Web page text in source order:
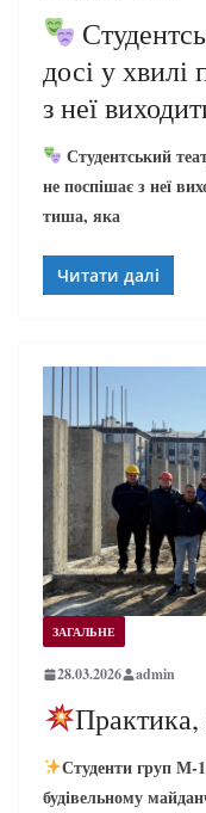
досі у хвилі
з неї
Студентський
не поспішає з неї
тиша, яка
Читати далі
ЗАГАЛЬНЕ
28.03.2026 admin
Практика,
Студенти груп
будівельному